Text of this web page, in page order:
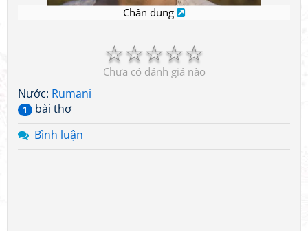
Chân dung
☆
☆
☆
☆
☆
Chưa có đánh giá nào
Nước: Rumani
1
bài thơ
Bình luận